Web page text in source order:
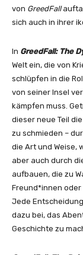
von GreedFall
sich auch in ihrer
In GreedFall: The
Welt ein, die von
schlüpfen in die
von seiner Insel
kämpfen muss.
dieser neue Teil
zu schmieden –
die Art und Weise,
aber auch durch
aufbauen, die zu
Freund*innen
Jede
dazu bei, das
Geschichte zu